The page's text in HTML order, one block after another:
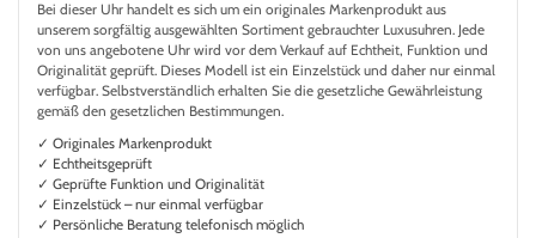
Bei dieser Uhr handelt es sich um ein originales Markenprodukt aus
unserem sorgfältig ausgewählten Sortiment gebrauchter Luxusuhren. Jede
von uns angebotene Uhr wird vor dem Verkauf auf Echtheit, Funktion und
Originalität geprüft. Dieses Modell ist ein Einzelstück und daher nur einmal
verfügbar. Selbstverständlich erhalten Sie die gesetzliche Gewährleistung
gemäß den gesetzlichen Bestimmungen.
✓ Originales Markenprodukt
✓ Echtheitsgeprüft
✓ Geprüfte Funktion und Originalität
✓ Einzelstück – nur einmal verfügbar
✓ Persönliche Beratung telefonisch möglich